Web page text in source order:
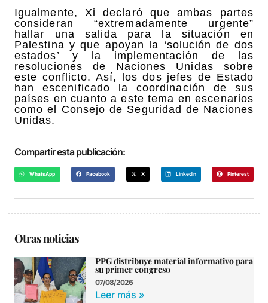
Igualmente, Xi declaró que ambas partes
consideran “extremadamente urgente”
hallar una salida para la situación en
Palestina y que apoyan la ‘solución de dos
estados’ y la implementación de las
resoluciones de Naciones Unidas sobre
este conflicto. Así, los dos jefes de Estado
han escenificado la coordinación de sus
países en cuanto a este tema en escenarios
como el Consejo de Seguridad de Naciones
Unidas.
Compartir esta publicación:
WhatsApp Facebook X LinkedIn Pinterest
Otras noticias
PPG distribuye material informativo para
su primer congreso
07/08/2026
Leer más »